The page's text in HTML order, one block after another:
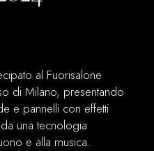
al Fuorisalone
di Milano, presentando
e pannelli con effetti
una tecnologia
e alla musica.